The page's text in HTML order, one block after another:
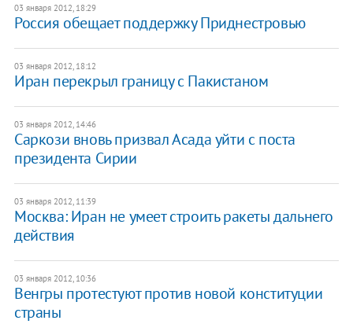
03 января 2012, 18:29
​Россия обещает поддержку Приднестровью
03 января 2012, 18:12
Иран перекрыл границу с Пакистаном
03 января 2012, 14:46
Саркози вновь призвал Асада уйти с поста
президента Сирии
03 января 2012, 11:39
Москва: Иран не умеет строить ракеты дальнего
действия
03 января 2012, 10:36
​Венгры протестуют против новой конституции
страны